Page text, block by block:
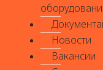
Новости
Вакансии